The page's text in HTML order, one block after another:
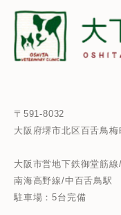
〒591-8032
大阪府堺市北区百舌鳥
大阪市営地下鉄御堂筋
南海高野線/中百舌鳥駅
駐車場：5台完備